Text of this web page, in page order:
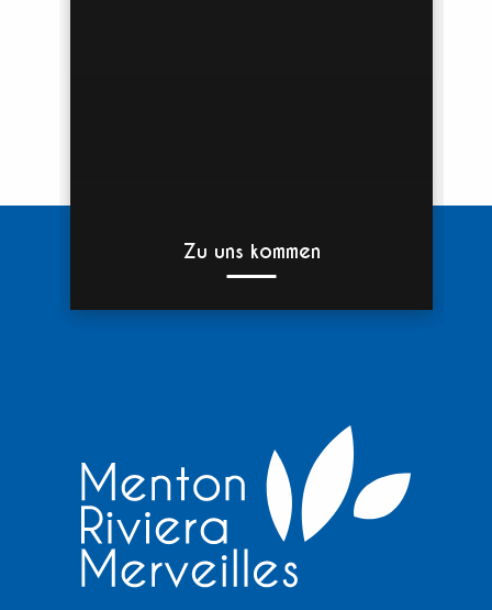
Zu uns kommen